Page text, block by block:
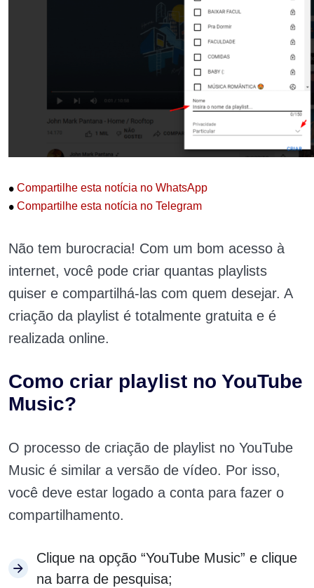
• Compartilhe esta notícia no WhatsApp
• Compartilhe esta notícia no Telegram
Não tem burocracia! Com um bom acesso à
internet, você pode criar quantas playlists
quiser e compartilhá-las com quem desejar. A
criação da playlist é totalmente gratuita e é
realizada online.
Como criar playlist no YouTube
Music?
O processo de criação de playlist no YouTube
Music é similar a versão de vídeo. Por isso,
você deve estar logado a conta para fazer o
compartilhamento.
Clique na opção “YouTube Music” e clique
na barra de pesquisa;